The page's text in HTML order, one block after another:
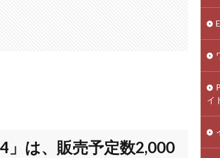
」は、販売予定数2,000
イ